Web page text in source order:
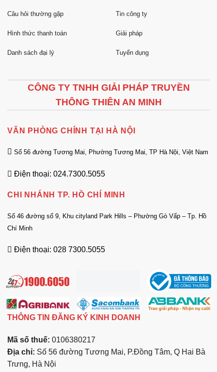
Câu hỏi thường gặp
Hình thức thanh toán
Danh sách đại lý
Tin công ty
Giải pháp
Tuyển dụng
CÔNG TY TNHH GIẢI PHÁP TRUYỀN
THÔNG THIÊN AN MINH
VĂN PHÒNG CHÍNH TẠI HÀ NỘI
Số 56 đường Tương Mai, Phường Tương Mai, TP Hà Nội, Việt Nam
Điện thoại: 024.7300.5055
CHI NHÁNH TP. HỒ CHÍ MINH
Số 46 đường số 9, Khu cityland Park Hills – Phường Gò Vấp – Tp. Hồ
Chí Minh
Điện thoại: 028 7300.5055
THÔNG TIN ĐĂNG KÝ KINH DOANH
Mã số thuế: 0106380217
Địa chỉ: Số 56 đường Tương Mai, P.Đồng Tâm, Q Hai Bà
Trưng, Hà Nội